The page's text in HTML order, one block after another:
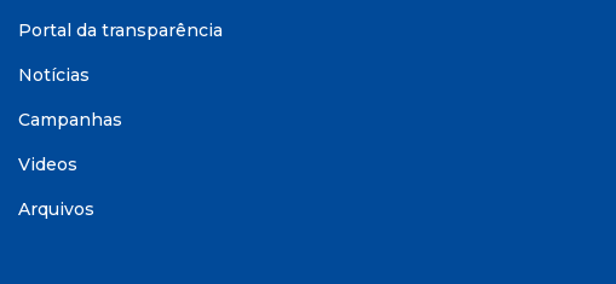
Portal da transparência
Notícias
Campanhas
Videos
Arquivos